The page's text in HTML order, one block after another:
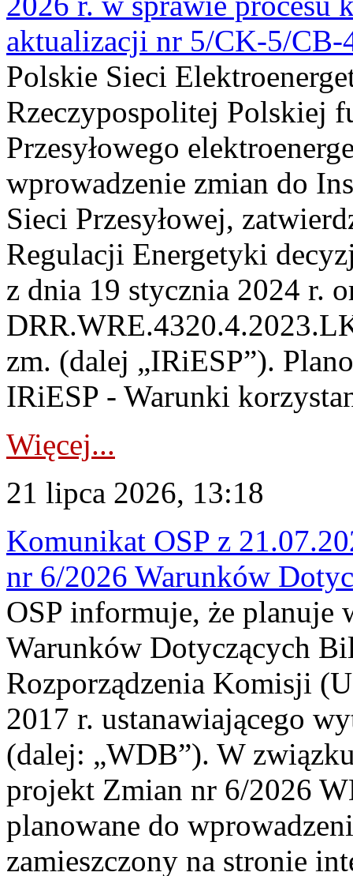
aktualizacji nr 5/CK-5/CB-
Polskie Sieci
Rzeczypospolitej Polskiej
Przesyłowego
wprowadzenie zmian do
Sieci Przesyłowej,
Regulacji Energetyki
z dnia 19 stycznia 2024 r.
zm. (dalej „IRiESP”).
IRiESP - Warunki
Więcej...
21 lipca 2026, 13:18
Komunikat OSP z
nr 6/2026 Warunków
OSP informuje, że planuje
Warunków Dotyczących
Rozporządzenia Komisji
2017 r. ustanawiającego
(dalej: „WDB”). W
projekt Zmian nr 6/2026
planowane do
zamieszczony na stronie